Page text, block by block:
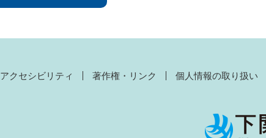
アクセシビリティ 著作権・リンク 個人情報の取り扱い